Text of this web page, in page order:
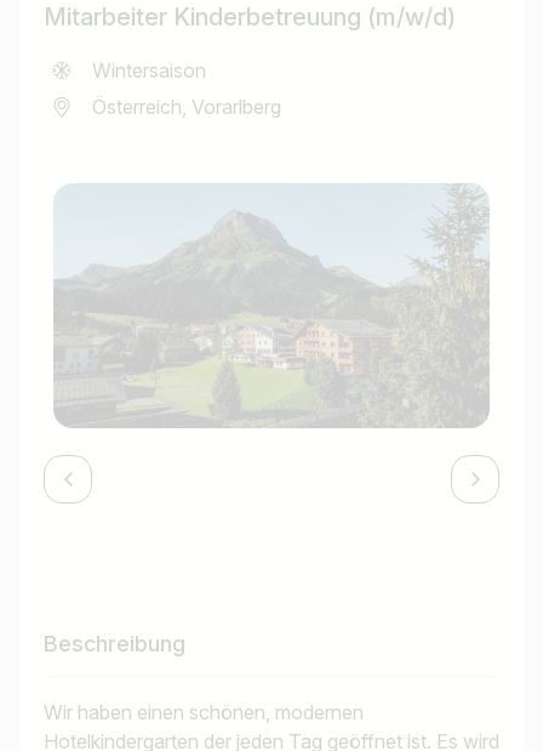
Mitarbeiter Kinderbetreuung (m/w/d)
Wintersaison
Österreich, Vorarlberg
Beschreibung
Wir haben einen schönen, modernen
Hotelkindergarten der jeden Tag geöffnet ist. Es wird